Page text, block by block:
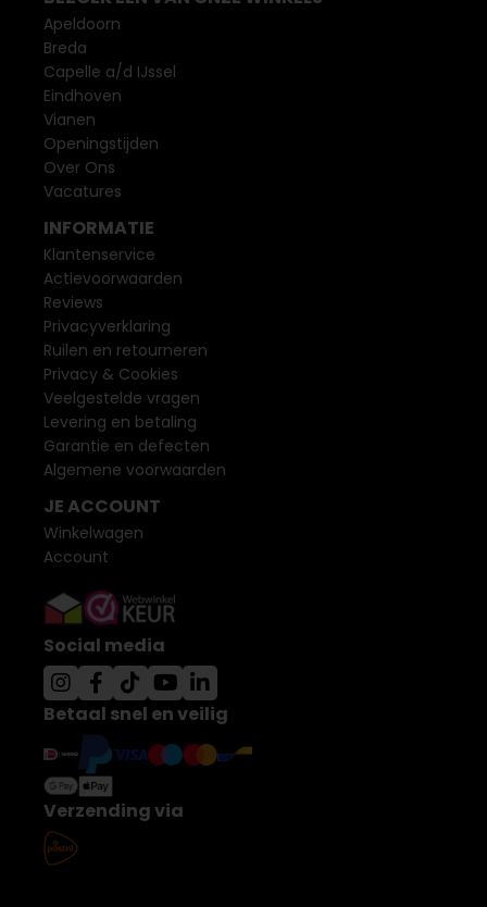
Apeldoorn
Breda
Capelle a/d IJssel
Eindhoven
Vianen
Openingstijden
Over Ons
Vacatures
INFORMATIE
Klantenservice
Actievoorwaarden
Reviews
Privacyverklaring
Ruilen en retourneren
Privacy & Cookies
Veelgestelde vragen
Levering en betaling
Garantie en defecten
Algemene voorwaarden
JE ACCOUNT
Winkelwagen
Account
Social media
Betaal snel en veilig
Verzending via